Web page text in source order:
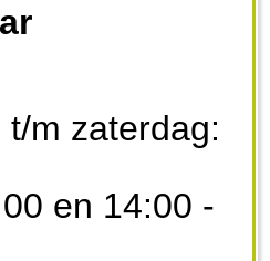
t/m zaterdag:
en 14:00 -